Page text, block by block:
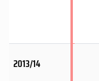
2013/14